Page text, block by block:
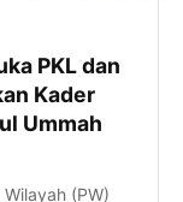
PKL dan
Kader
Ummah
(PW)